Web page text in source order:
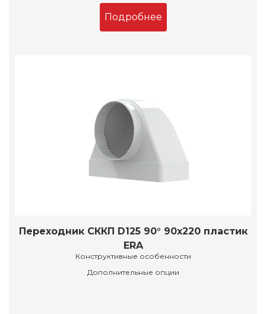
Подробнее
Переходник СККП D125 90° 90х220 пластик
ERA
Конструктивные особенности
Дополнительные опции